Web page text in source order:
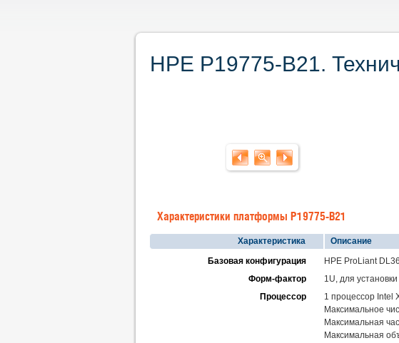
HPE P19775-B21.
Характеристики платформы P19775-B21
Характеристика
Описание
Базовая конфигурация
HPE ProLiant
Форм-фактор
1U, для установки
Процессор
1 процессор Intel
Максимальное
Максимальная
Максимальная